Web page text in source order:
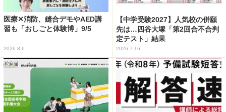
医療✕消防、縫合デモやAED講
習も「おしごと体験博」9/5
2026.8.6
【中学受験2027】人気校の併願
先は…四谷大塚「第2回合不合判
定テスト」結果
2026.7.16